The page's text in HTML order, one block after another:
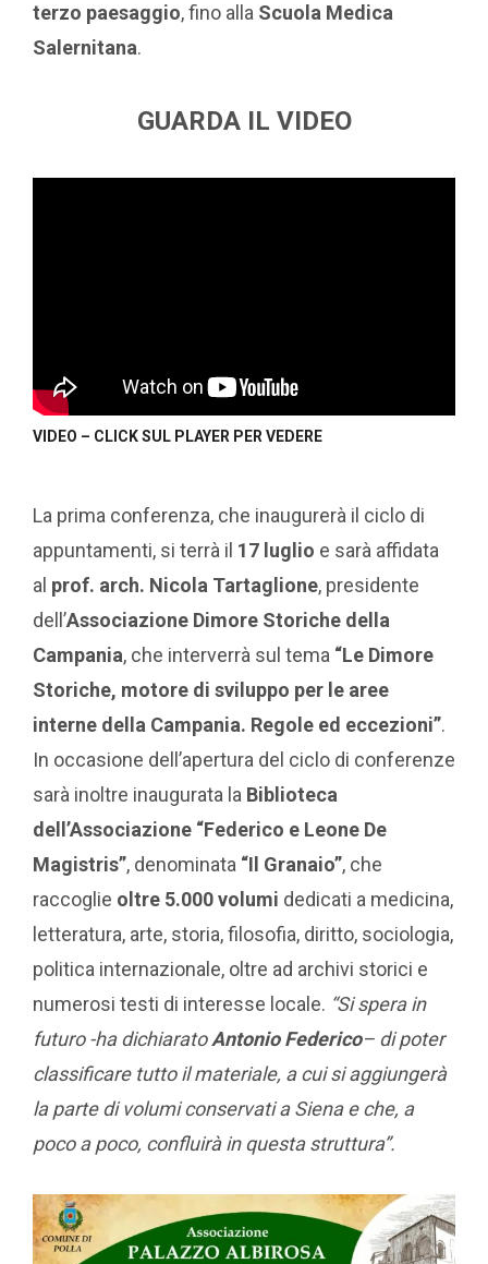
terzo paesaggio, fino alla Scuola Medica
Salernitana.
GUARDA IL VIDEO
VIDEO – CLICK SUL PLAYER PER VEDERE
La prima conferenza, che inaugurerà il ciclo di
appuntamenti, si terrà il 17 luglio e sarà affidata
al prof. arch. Nicola Tartaglione, presidente
dell’Associazione Dimore Storiche della
Campania, che interverrà sul tema “Le Dimore
Storiche, motore di sviluppo per le aree
interne della Campania. Regole ed eccezioni”.
In occasione dell’apertura del ciclo di conferenze
sarà inoltre inaugurata la Biblioteca
dell’Associazione “Federico e Leone De
Magistris”, denominata “Il Granaio”, che
raccoglie oltre 5.000 volumi dedicati a medicina,
letteratura, arte, storia, filosofia, diritto, sociologia,
politica internazionale, oltre ad archivi storici e
numerosi testi di interesse locale. “Si spera in
futuro -ha dichiaratoAntonio Federico– di poter
classificare tutto il materiale, a cui si aggiungerà
la parte di volumi conservati a Siena e che, a
poco a poco, confluirà in questa struttura”.